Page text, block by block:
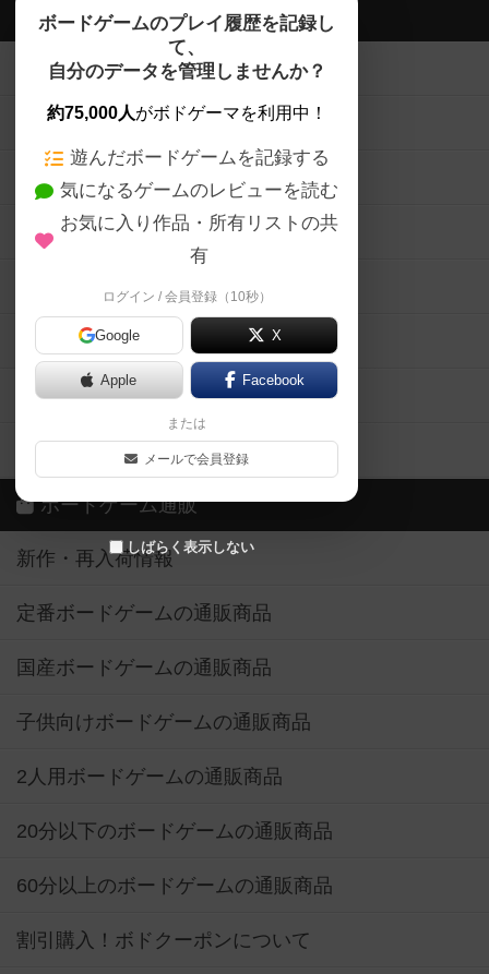
ボードゲームのプレイ履歴を記録し
て、
自分のデータを管理しませんか？
約75,000人がボドゲーマを利用中！
遊んだボードゲームを記録する
気になるゲームのレビューを読む
お気に入り作品・所有リストの共
有
ログイン / 会員登録（10秒）
Google X
Apple Facebook
または
メールで会員登録
しばらく表示しない
ボドゲーマTOP
ボードゲームを検索する
ボードゲームの新着レビュー
ボードゲーム会情報
メカニクス特集
掲示板・トピックス
ボドとも・会員一覧
ボードゲーム業界コラム
ボドゲーマご利用案内
ボードゲーム通販
新作・再入荷情報
定番ボードゲームの通販商品
国産ボードゲームの通販商品
子供向けボードゲームの通販商品
2人用ボードゲームの通販商品
20分以下のボードゲームの通販商品
60分以上のボードゲームの通販商品
割引購入！ボドクーポンについて